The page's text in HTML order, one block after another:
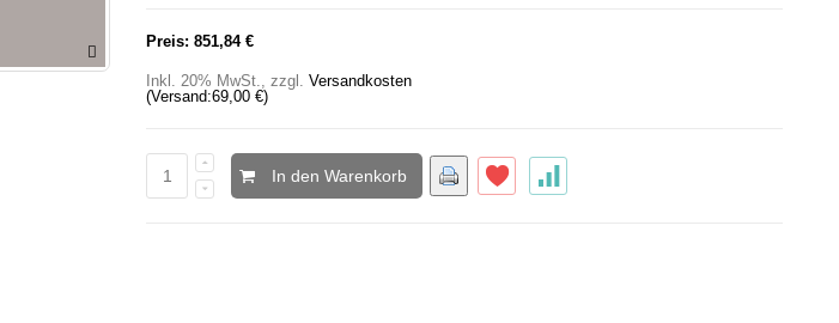
Preis: 851,84 €
Inkl. 20% MwSt.,zzgl.Versandkosten
(Versand:69,00 €)
In den Warenkorb